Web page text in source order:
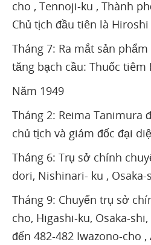
cho , Tennoji-ku , Thành
Chủ tịch đầu tiên là Hiroshi
Tháng 7: Ra mắt sản
tăng bạch cầu: Thuốc tiêm
Năm 1949
Tháng 2: Reima Tanimura
chủ tịch và giám đốc đại
Tháng 6: Trụ sở chính
dori, Nishinari- ku , Osaka-
Tháng 9: Chuyển trụ sở
cho, Higashi-ku, Osaka-
đến 482-482 Iwazono-cho